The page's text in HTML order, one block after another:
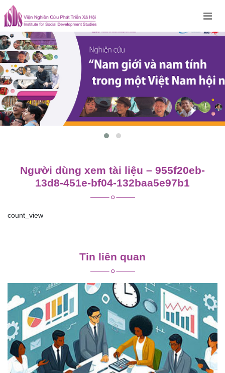
Skip
to
content
Người dùng xem tài liệu – 955f20eb-
13d8-451e-bf04-132baa5e97b1
count_view
viết
Tin liên quan